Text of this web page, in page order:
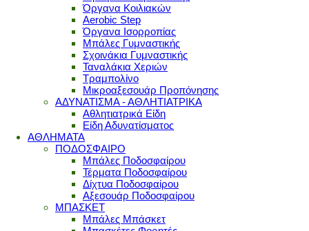
Όργανα Κοιλιακών
Aerobic Step
Όργανα Ισορροπίας
Μπάλες Γυμναστικής
Σχοινάκια Γυμναστικής
Ταναλάκια Χεριών
Τραμπολίνο
Μικροαξεσουάρ Προπόνησης
ΑΔΥΝΑΤΙΣΜΑ - ΑΘΛΗΤΙΑΤΡΙΚΑ
Αθλητιατρικά Είδη
Είδη Αδυνατίσματος
ΑΘΛΗΜΑΤΑ
ΠΟΔΟΣΦΑΙΡΟ
Μπάλες Ποδοσφαίρου
Τέρματα Ποδοσφαίρου
Δίχτυα Ποδοσφαίρου
Αξεσουάρ Ποδοσφαίρου
ΜΠΑΣΚΕΤ
Μπάλες Μπάσκετ